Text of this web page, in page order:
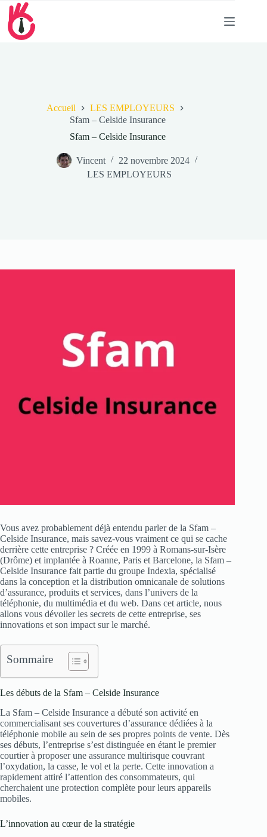
Passer
contenu
Accueil
LES EMPLOYEURS
Sfam – Celside Insurance
Sfam – Celside Insurance
Vincent
22 novembre 2024
LES EMPLOYEURS
Vous avez probablement déjà entendu parler de la Sfam –
Celside Insurance, mais savez-vous vraiment ce qui se cache
derrière cette entreprise ? Créée en 1999 à Romans-sur-Isère
(Drôme) et implantée à Roanne, Paris et Barcelone, la Sfam –
Celside Insurance fait partie du groupe Indexia, spécialisé
dans la conception et la distribution omnicanale de solutions
d’assurance, produits et services, dans l’univers de la
téléphonie, du multimédia et du web. Dans cet article, nous
allons vous dévoiler les secrets de cette entreprise, ses
innovations et son impact sur le marché.
Sommaire
Les débuts de la Sfam – Celside Insurance
La Sfam – Celside Insurance a débuté son activité en
commercialisant ses couvertures d’assurance dédiées à la
téléphonie mobile au sein de ses propres points de vente. Dès
ses débuts, l’entreprise s’est distinguée en étant le premier
courtier à proposer une assurance multirisque couvrant
l’oxydation, la casse, le vol et la perte. Cette innovation a
rapidement attiré l’attention des consommateurs, qui
cherchaient une protection complète pour leurs appareils
mobiles.
L’innovation au cœur de la stratégie